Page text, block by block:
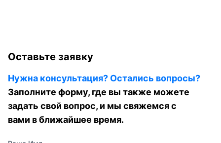
Оставьте заявку
Нужна консультация? Остались вопросы?
Заполните форму, где вы также можете
задать свой вопрос, и мы свяжемся с
вами в ближайшее время.